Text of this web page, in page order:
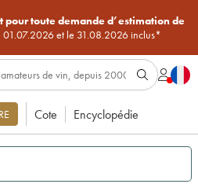
pour toute demande d’estimation de
01.07.2026 et le 31.08.2026 inclus*
Cote Encyclopédie